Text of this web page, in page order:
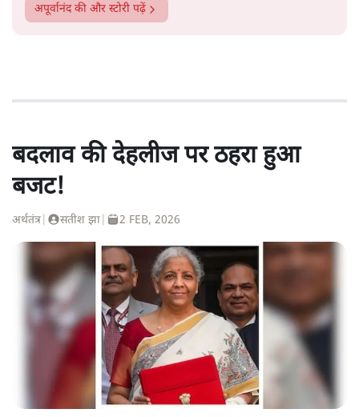
अपूर्वानंदकी और स्टोरी पढ़ें
बदलाव की देहलीज पर ठहरा हुआ
बजट!
अर्थतंत्र सतीश झा 2 FEB, 2026